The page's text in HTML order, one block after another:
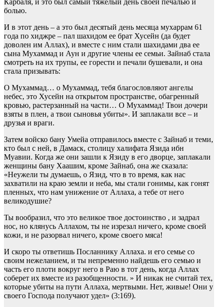
болью.
И в этот день – а это был десятый день месяца мухаррам 61
года по хиджре – пал шахидом ее брат Хусейн (да будет
доволен им Аллах), и вместе с ним стали шахидами два ее
сына Мухаммад и Аун и другие члены ее семьи. Зайнаб стала
смотреть на их трупы, ее горести и печали бушевали, и она
стала призывать:
О Мухаммад… о Мухаммад, тебя благословляют ангелы
небес, это Хусейн на открытом пространстве, обагренный
кровью, растерзанный на части… О Мухаммад! Твои дочери
взяты в плен, а твои сыновья убиты». И заплакали все – и
друзья и враги.
Затем войско бану Умейа отправилось вместе с Зайнаб и теми,
кто был с ней, в Дамаск, столицу халифата Язида ибн
Муавии. Когда же они зашли к Язиду в его дворце, заплакали
женщины бану Хаашим, кроме Зайнаб, она же сказала:
«Неужели ты думаешь, о Язид, что в то время, как нас
захватили на краю земли и неба, мы стали гонимы, как гонят
пленных, что нам унижение от Аллаха, а тебе от него
великодушие?
Ты вообразил, что это великое твое достоинство , и задрал
нос, но клянусь Аллахом, ты не изрезал ничего, кроме своей
кожи, и не разорвал ничего, кроме своего мяса!
И скоро ты ответишь Посланнику Аллаха. и его семье со
своим нежеланием, и ты непременно найдешь его семью и
часть его плоти вокруг него в Раю в тот день, когда Аллах
соберет их вместе из разобщенности. » И никак не считай тех,
которые убиты на пути Аллаха, мертвыми. Нет, живые! Они у
своего Господа получают удел» (3:169).